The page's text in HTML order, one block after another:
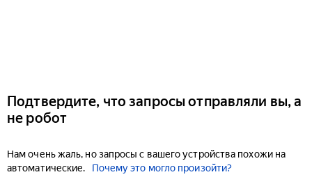
Подтвердите, что запросы отправляли вы, а
не робот
Нам очень жаль, но запросы с вашего устройства похожи на
автоматические.
Почему это могло произойти?